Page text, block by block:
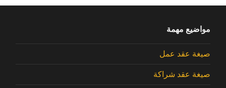
مواضيع مهمة
صيغة عقد عمل
صيغة عقد شراكة